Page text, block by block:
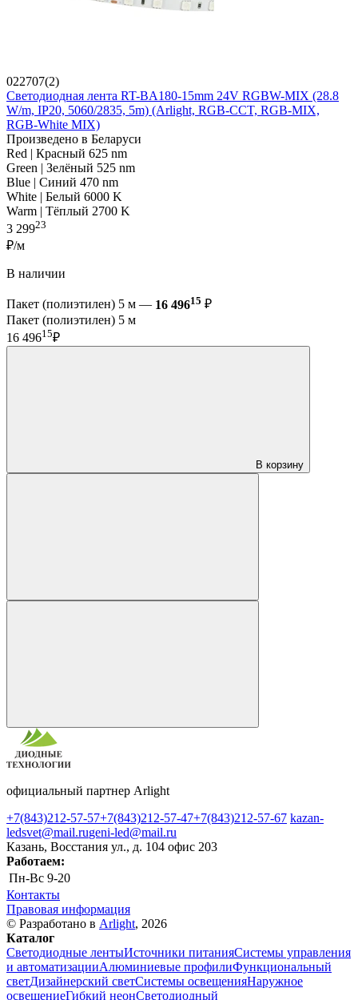
022707(2)
Светодиодная лента RT-BA180-15mm 24V RGBW-MIX (28.8
W/m, IP20, 5060/2835, 5m) (Arlight, RGB-CCT, RGB-MIX,
RGB-White MIX)
Произведено в Беларуси
Red | Красный 625 nm
Green | Зелёный 525 nm
Blue | Синий 470 nm
White | Белый 6000 K
Warm | Тёплый 2700 K
3 29923
₽/м
В наличии
Пакет (полиэтилен) 5 м — 16 49615 ₽
Пакет (полиэтилен) 5 м
16 49615₽
В корзину
официальный партнер Arlight
+7(843)212-57-57+7(843)212-57-47+7(843)212-57-67 kazan-
ledsvet@mail.rugeni-led@mail.ru
Казань, Восстания ул., д. 104 офис 203
Работаем:
Пн-Вс 9-20
Контакты
Правовая информация
© Разработано в Arlight, 2026
Каталог
Светодиодные лентыИсточники питанияСистемы управления
и автоматизацииАлюминиевые профилиФункциональный
светДизайнерский светСистемы освещенияНаружное
освещениеГибкий неонСветодиодный